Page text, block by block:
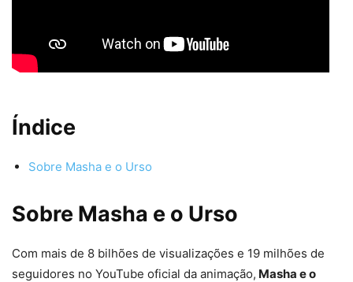
Índice
Sobre Masha e o Urso
Sobre Masha e o Urso
Com mais de 8 bilhões de visualizações e 19 milhões de
seguidores no YouTube oficial da animação, Masha e o